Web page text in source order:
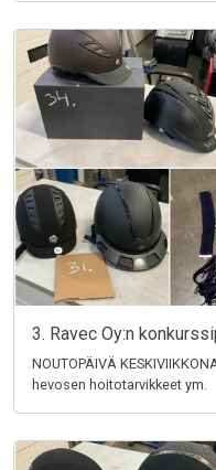
3. Ravec Oy:n
NOUTOPÄIVÄ
hevosen hoitotarvikkeet ym.